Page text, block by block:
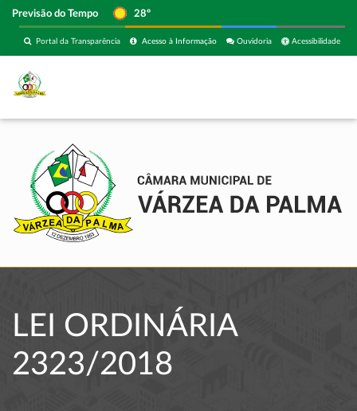
Previsão do Tempo 28º
Acessibilidade
Ouvidoria
Acesso à Informação
Portal da Transparência
LEI ORDINÁRIA
2323/2018